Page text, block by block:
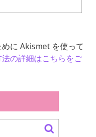
に Akismet を使って
の詳細はこちらをご